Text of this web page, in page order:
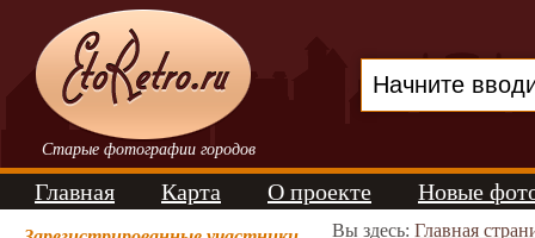
Старые фотографии городов
Главная Карта О проекте Новые
Вы здесь: Главная